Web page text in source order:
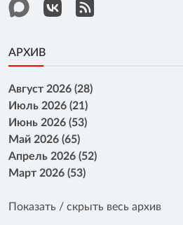
АРХИВ
Август 2026 (28)
Июль 2026 (21)
Июнь 2026 (53)
Май 2026 (65)
Апрель 2026 (52)
Март 2026 (53)
Показать / скрыть весь архив